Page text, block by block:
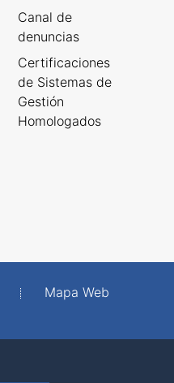
Canal de
denuncias
Certificaciones
de Sistemas de
Gestión
Homologados
Mapa Web